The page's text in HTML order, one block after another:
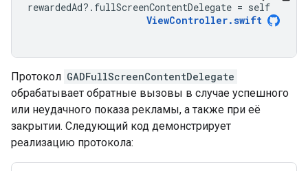
rewardedAd?. fullScreenContentDelegate = self
ViewController.swift
Протокол GADFullScreenContentDelegate
обрабатывает обратные вызовы в случае успешного
или неудачного показа рекламы, а также при её
закрытии. Следующий код демонстрирует
реализацию протокола: